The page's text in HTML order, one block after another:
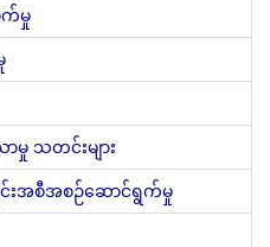
က်မှု
မှု သတင်းများ
င်းအစီအစဉ်ဆောင်ရွက်မှု